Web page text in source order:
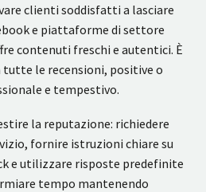
clienti soddisfatti a lasciare
e piattaforme di settore
contenuti freschi e autentici. È
le recensioni, positive o
e tempestivo.
la reputazione: richiedere
fornire istruzioni chiare su
e utilizzare risposte predefinite
tempo mantenendo